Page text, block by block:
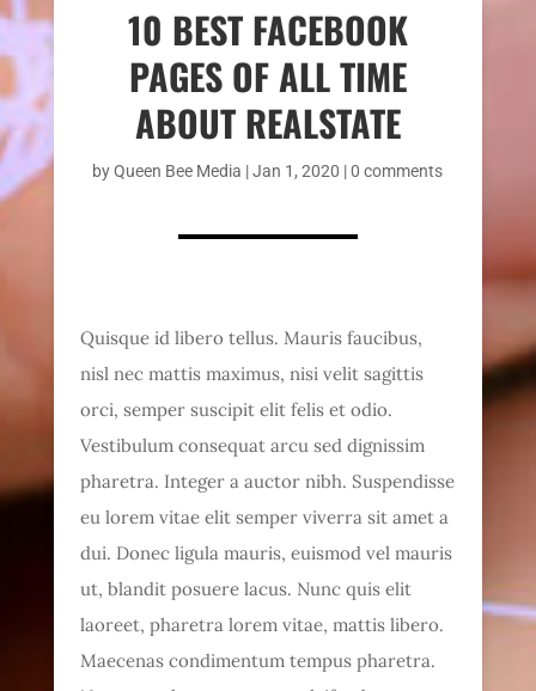
10 BEST FACEBOOK
PAGES OF ALL TIME
ABOUT REALSTATE
byQueen Bee Media |Jan 1, 2020 |0 comments
Quisque id libero tellus. Mauris faucibus,
nisl nec mattis maximus, nisi velit sagittis
orci, semper suscipit elit felis et odio.
Vestibulum consequat arcu sed dignissim
pharetra. Integer a auctor nibh. Suspendisse
eu lorem vitae elit semper viverra sit amet a
dui. Donec ligula mauris, euismod vel mauris
ut, blandit posuere lacus. Nunc quis elit
laoreet, pharetra lorem vitae, mattis libero.
Maecenas condimentum tempus pharetra.